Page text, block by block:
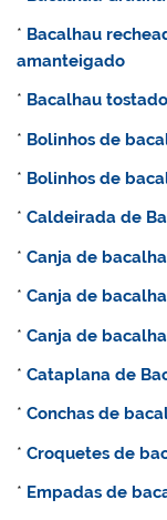
* Bacalhau
amanteigado
* Bacalhau tostado
* Bolinhos de
* Bolinhos de
*Caldeirada de
*Canja de
*Canja de
*Canja de
*Cataplana de
*Conchas de
*Croquetes de
* Empadas de